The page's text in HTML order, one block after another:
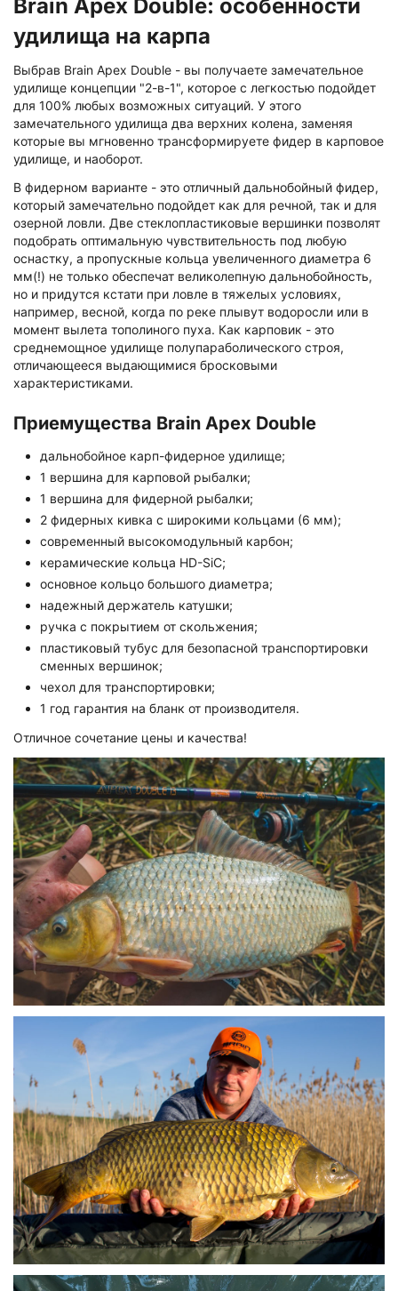
Brain Apex Double: особенности
удилища на карпа
Выбрав Brain Apex Double - вы получаете замечательное
удилище концепции "2-в-1", которое с легкостью подойдет
для 100% любых возможных ситуаций. У этого
замечательного удилища два верхних колена, заменяя
которые вы мгновенно трансформируете фидер в карповое
удилище, и наоборот.
В фидерном варианте - это отличный дальнобойный фидер,
который замечательно подойдет как для речной, так и для
озерной ловли. Две стеклопластиковые вершинки позволят
подобрать оптимальную чувствительность под любую
оснастку, а пропускные кольца увеличенного диаметра 6
мм(!) не только обеспечат великолепную дальнобойность,
но и придутся кстати при ловле в тяжелых условиях,
например, весной, когда по реке плывут водоросли или в
момент вылета тополиного пуха. Как карповик - это
среднемощное удилище полупараболического строя,
отличающееся выдающимися бросковыми
характеристиками.
Приемущества Brain Apex Double
дальнобойное карп-фидерное удилище;
1 вершина для карповой рыбалки;
1 вершина для фидерной рыбалки;
2 фидерных кивка с широкими кольцами (6 мм);
современный высокомодульный карбон;
керамические кольца HD-SiC;
основное кольцо большого диаметра;
надежный держатель катушки;
ручка с покрытием от скольжения;
пластиковый тубус для безопасной транспортировки
сменных вершинок;
чехол для транспортировки;
1 год гарантия на бланк от производителя.
Отличное сочетание цены и качества!